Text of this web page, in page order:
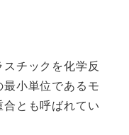
チックを化学反
小単位であるモ
とも呼ばれてい